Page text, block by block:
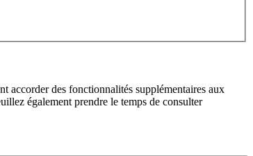
accorder des fonctionnalités supplémentaires aux
également prendre le temps de consulter